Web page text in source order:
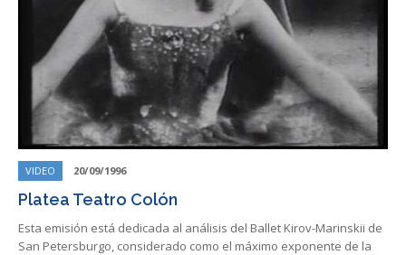
VIDEO 20/09/1996
Platea Teatro Colón
Esta emisión está dedicada al análisis del Ballet Kirov-Marinskii de
San Petersburgo, considerado como el máximo exponente de la